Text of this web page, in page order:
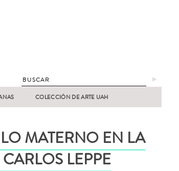
►
COLECCIÓN DE ARTE UAH
MATERNO EN LA
LEPPE